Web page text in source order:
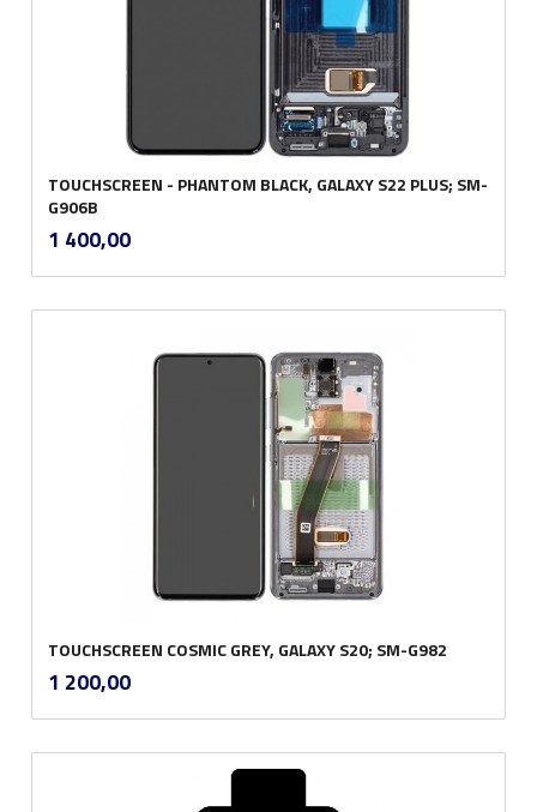
TOUCHSCREEN - PHANTOM BLACK, GALAXY S22 PLUS; SM-
G906B
Pris
1 400,00mva.
TOUCHSCREEN COSMIC GREY, GALAXY S20; SM-G982
Pris
1 200,00mva.